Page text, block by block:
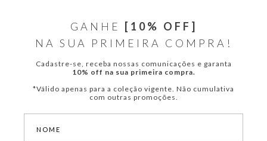
GANHE
[10% OFF]
NA SUA PRIMEIRA COMPRA!
Cadastre-se, receba nossas comunicações e garanta
10% off na sua primeira compra.
*Válido apenas para a coleção vigente. Não cumulativa
com outras promoções.